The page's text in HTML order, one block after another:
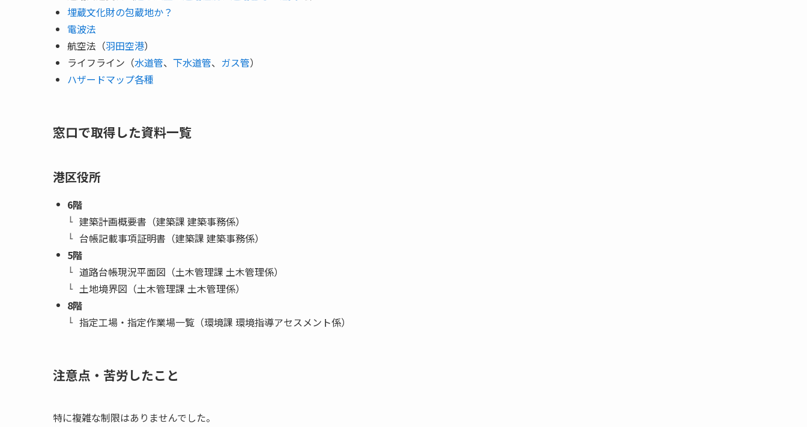
埋蔵文化財の包蔵地か？
電波法
航空法（羽田空港）
ライフライン（水道管、 下水道管、 ガス管）
ハザードマップ各種
窓口で取得した資料一覧
港区役所
6階
建築計画概要書（建築課 建築事務係）
台帳記載事項証明書（建築課 建築事務係）
5階
道路台帳現況平面図（土木管理課 土木管理係）
土地境界図（土木管理課 土木管理係）
8階
指定工場・指定作業場一覧（環境課 環境指導アセスメント係）
注意点・苦労したこと
特に複雑な制限はありませんでした。